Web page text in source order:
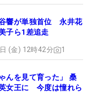
響が単独首位 永井花
子ら1差追走
(金) 12時42分 1
んを見て育った」 桑
女王に 今度は憧れら